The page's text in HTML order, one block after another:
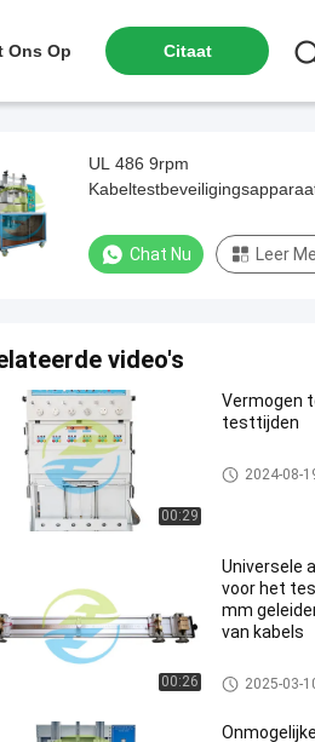
Ons Op Citaat
UL 486 9rpm
Chat Nu Leer
video's
00:29
Vermogen
testtijden
kabel het
2024-08-
00:26
Universele
voor het
mm
van kabels
kabel het
2025-03-